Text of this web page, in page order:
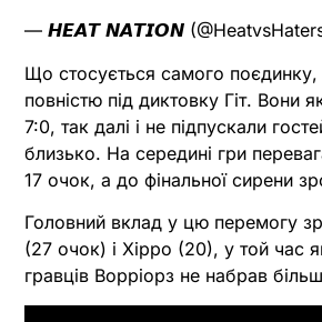
— 𝙃𝙀𝘼𝙏 𝙉𝘼𝙏𝙄𝙊𝙉
Що стосується самого
повністю під диктовку Гіт. Вони
7:0, так далі і не підпускали
близько. На середині гри
17 очок, а до фінальної сирени
Головний вклад у цю перемогу
(27 очок) і Хірро (20), у той час
гравців Ворріорз не набрав